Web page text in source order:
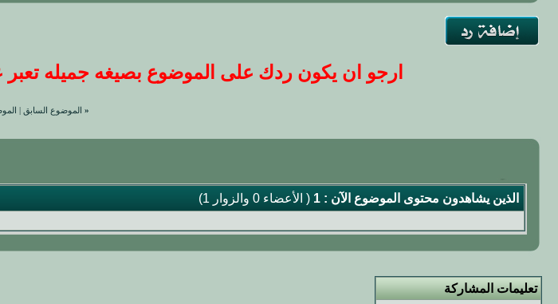
ارجو ان يكون ردك على الموضوع بصيغه جميله تعبر
« الموضوع السابق
الذين يشاهدون محتوى الموضوع الآن : 1 ( الأعضاء 0 والزوار 1)
تعليمات المشاركة